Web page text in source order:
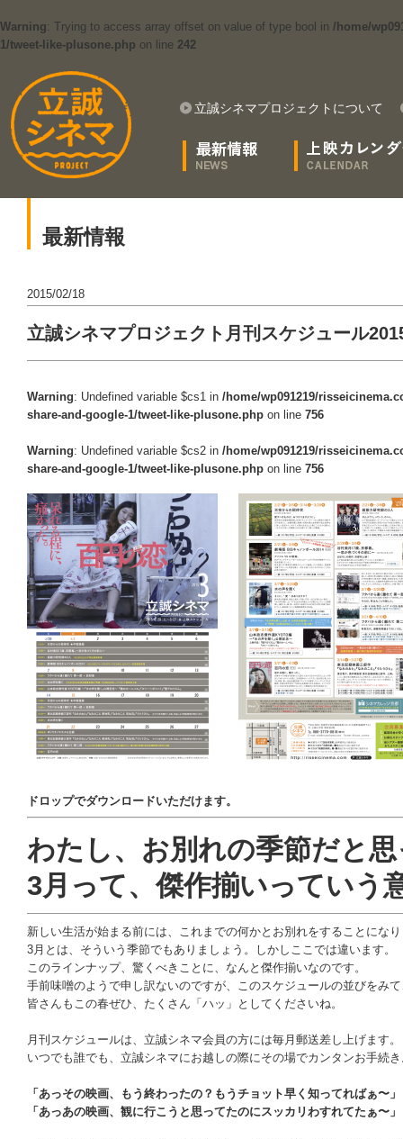
Warning: Trying to access array offset on value of type bool in /home/
1/tweet-like-plusone.php on line 242
立誠シネマプロジェクトについて
最新情報
2015/02/18
立誠シネマプロジェクト月刊スケジュール
Warning: Undefined variable $cs1 in /home/wp091219/
share-and-google-1/tweet-like-plusone.php on line 756
Warning: Undefined variable $cs2 in /home/wp091219/
share-and-google-1/tweet-like-plusone.php on line 756
ドロップでダウンロードいただけます。
わたし、お別れの季節だと
3月って、傑作揃いっていう
新しい生活が始まる前には、これまでの何かとお別れをすることにな
3月とは、そういう季節でもありましょう。しかしここでは違います。
このラインナップ、驚くべきことに、なんと傑作揃いなのです。
手前味噌のようで申し訳ないのですが、このスケジュールの並びをみ
皆さんもこの春ぜひ、たくさん「ハッ」としてくださいね。
月刊スケジュールは、立誠シネマ会員の方には毎月郵送差し上げます。
いつでも誰でも、立誠シネマにお越しの際にその場でカンタンお手続
「あっその映画、もう終わったの？もうチョット早く知ってればぁ〜」
「あっあの映画、観に行こうと思ってたのにスッカリわすれてたぁ〜」